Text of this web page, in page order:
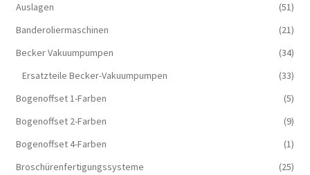
Auslagen
(51)
Banderoliermaschinen
(21)
Becker Vakuumpumpen
(34)
Ersatzteile Becker-Vakuumpumpen
(33)
Bogenoffset 1-Farben
(5)
Bogenoffset 2-Farben
(9)
Bogenoffset 4-Farben
(1)
Broschürenfertigungssysteme
(25)